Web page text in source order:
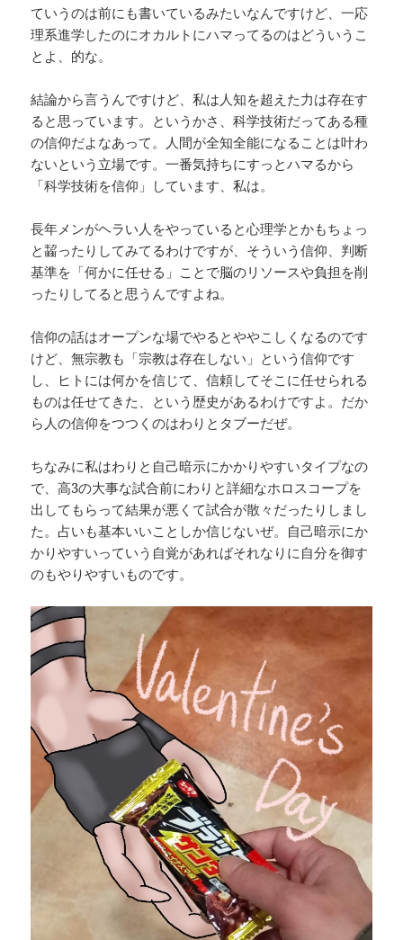
ていうのは前にも書いているみたいなんですけど、一応
理系進学したのにオカルトにハマってるのはどういうこ
とよ、的な。
結論から言うんですけど、私は人知を超えた力は存在す
ると思っています。というかさ、科学技術だってある種
の信仰だよなあって。人間が全知全能になることは叶わ
ないという立場です。一番気持ちにすっとハマるから
「科学技術を信仰」しています、私は。
長年メンがヘラい人をやっていると心理学とかもちょっ
と齧ったりしてみてるわけですが、そういう信仰、判断
基準を「何かに任せる」ことで脳のリソースや負担を削
ったりしてると思うんですよね。
信仰の話はオープンな場でやるとややこしくなるのです
けど、無宗教も「宗教は存在しない」という信仰です
し、ヒトには何かを信じて、信頼してそこに任せられる
ものは任せてきた、という歴史があるわけですよ。だか
ら人の信仰をつつくのはわりとタブーだぜ。
ちなみに私はわりと自己暗示にかかりやすいタイプなの
で、高3の大事な試合前にわりと詳細なホロスコープを
出してもらって結果が悪くて試合が散々だったりしまし
た。占いも基本いいことしか信じないぜ。自己暗示にか
かりやすいっていう自覚があればそれなりに自分を御す
のもやりやすいものです。